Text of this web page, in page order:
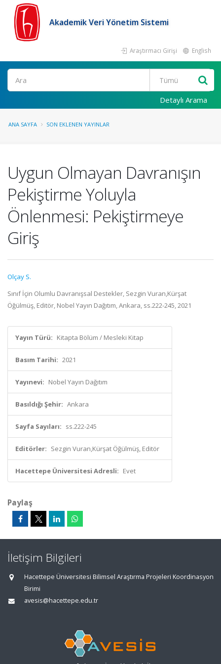
Akademik Veri Yönetim Sistemi
Araştırmacı Girişi English
Ara
Detaylı Arama
ANA SAYFA SON EKLENEN YAYINLAR
Uygun Olmayan Davranışın
Pekiştirme Yoluyla
Önlenmesi: Pekiştirmeye
Giriş
Olçay S.
Sınıf İçin Olumlu Davranışsal Destekler, Sezgin Vuran,Kürşat
Öğülmüş, Editör, Nobel Yayın Dağıtım, Ankara, ss.222-245, 2021
Yayın Türü: Kitapta Bölüm / Mesleki Kitap
Basım Tarihi: 2021
Yayınevi: Nobel Yayın Dağıtım
Basıldığı Şehir: Ankara
Sayfa Sayıları: ss.222-245
Editörler: Sezgin Vuran,Kürşat Öğülmüş, Editör
Hacettepe Üniversitesi Adresli: Evet
Paylaş
İletişim Bilgileri
Hacettepe Üniversitesi Bilimsel Araştırma Projeleri Koordinasyon
Birimi
avesis@hacettepe.edu.tr